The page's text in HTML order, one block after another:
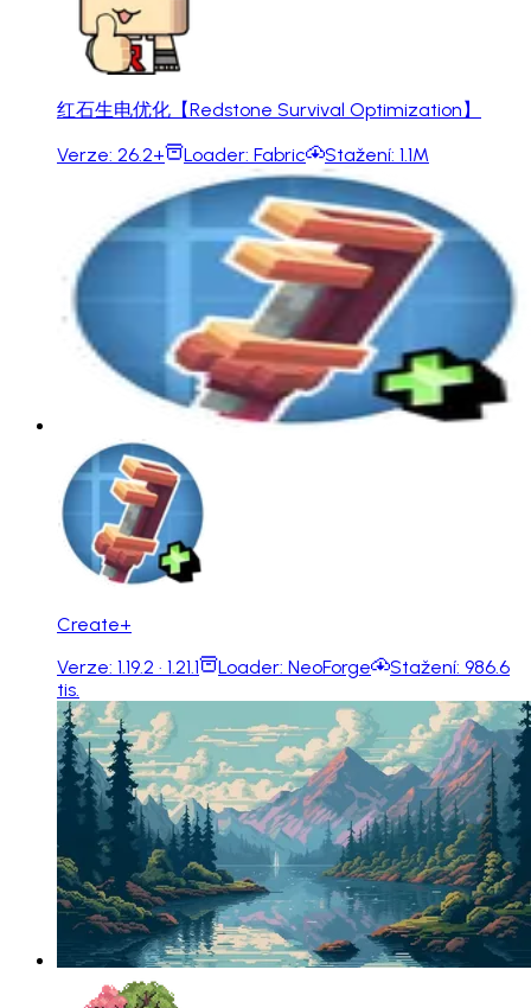
红石生电优化【Redstone Survival Optimization】
Verze: 26.2+ Loader: Fabric Stažení: 1.1M
Create+
Verze: 1.19.2 · 1.21.1 Loader: NeoForge Stažení: 986.6
tis.